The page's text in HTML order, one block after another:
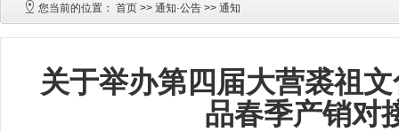
您当前的位置： 首页 >> 通知·公告 >> 通知
关于举办第四届大营裘祖
品春季产销对